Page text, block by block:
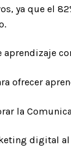
ya que el
ofrecer
la
digital al